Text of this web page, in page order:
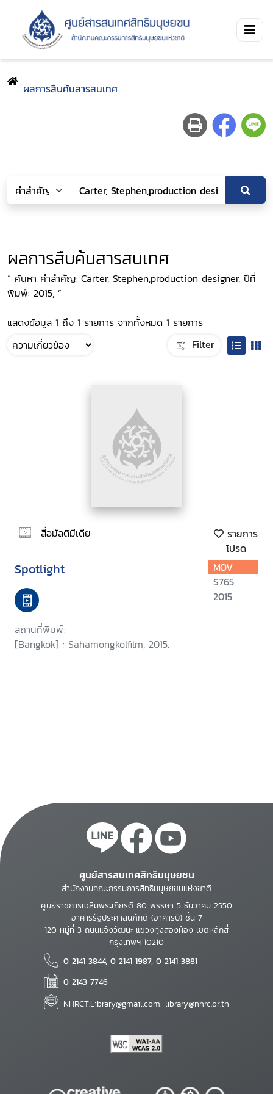
ผลการสืบค้นสารสนเทศ
ผลการสืบค้นสารสนเทศ
“ ค้นหา คำสำคัญ: Carter, Stephen,production designer, ปีที่
พิมพ์: 2015, ”
แสดงข้อมูล 1 ถึง 1 รายการ จากทั้งหมด 1 รายการ
Filter
สื่อมัลติมีเดีย
รายการ
โปรด
Spotlight
สถานที่พิมพ์:
[Bangkok] : Sahamongkolfilm, 2015.
MOV
S765
2015
ศูนย์สารสนเทศสิทธิมนุษยชน
สำนักงานคณะกรรมการสิทธิมนุษยชนแห่งชาติ
ศูนย์ราชการเฉลิมพระเกียรติ 80 พรรษา 5 ธันวาคม 2550
อาคารรัฐประศาสนภักดี (อาคารบี) ชั้น 7
120 หมู่ที่ 3 ถนนแจ้งวัฒนะ แขวงทุ่งสองห้อง เขตหลักสี่
กรุงเทพฯ 10210
0 2141 3844, 0 2141 1987, 0 2141 3881
0 2143 7746
NHRCT.Library@gmail.com; library@nhrc.or.th